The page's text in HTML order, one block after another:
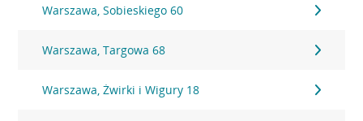
Warszawa, Sobieskiego 60
Warszawa, Targowa 68
Warszawa, Żwirki i Wigury 18